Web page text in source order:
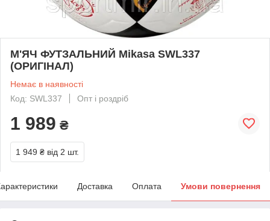
М'ЯЧ ФУТЗАЛЬНИЙ Mikasa SWL337
(ОРИГІНАЛ)
Немає в наявності
Код: SWL337
Опт і роздріб
1 989 ₴
1 949 ₴ від 2 шт.
Доставка Оплата Умови повернення